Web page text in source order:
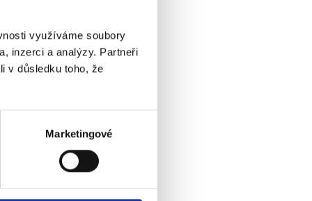
využíváme soubory
inzerci a analýzy. Partneři
v důsledku toho, že
Marketingové